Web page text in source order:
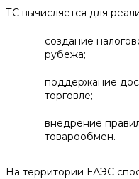
ТС вычисляется для
создание
рубежа;
поддержание
торговле;
внедрение
товарообмен.
На территории ЕАЭС